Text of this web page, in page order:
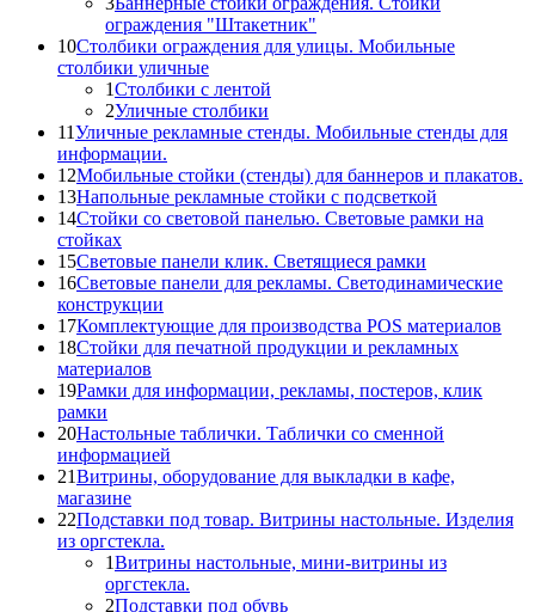
ограждения "Штакетник"
10Столбики ограждения для улицы. Мобильные
столбики уличные
1Столбики с лентой
2Уличные столбики
11Уличные рекламные стенды. Мобильные стенды для
информации.
12Мобильные стойки (стенды) для баннеров и плакатов.
13Напольные рекламные стойки с подсветкой
14Стойки со световой панелью. Световые рамки на
стойках
15Световые панели клик. Светящиеся рамки
16Световые панели для рекламы. Светодинамические
конструкции
17Комплектующие для производства POS материалов
18Стойки для печатной продукции и рекламных
материалов
19Рамки для информации, рекламы, постеров, клик
рамки
20Настольные таблички. Таблички со сменной
информацией
21Витрины, оборудование для выкладки в кафе,
магазине
22Подставки под товар. Витрины настольные. Изделия
из оргстекла.
1Витрины настольные, мини-витрины из
оргстекла.
2Подставки под обувь